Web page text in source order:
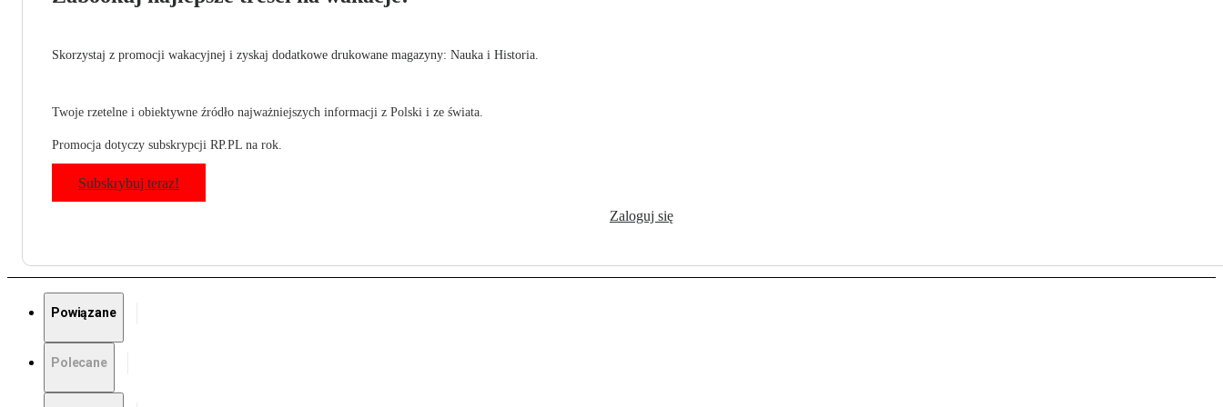
Skorzystaj z promocji wakacyjnej i zyskaj dodatkowe drukowane magazyny: Nauka i Historia.
Twoje rzetelne i obiektywne źródło najważniejszych informacji z Polski i ze świata.
Promocja dotyczy subskrypcji RP.PL na rok.
Subskrybuj teraz!
Zaloguj się
Powiązane
Polecane